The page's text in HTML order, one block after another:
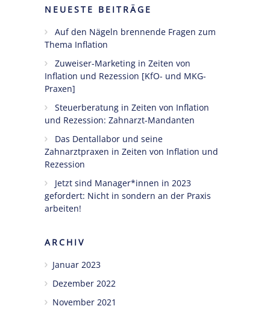
NEUESTE BEITRÄGE
Auf den Nägeln brennende Fragen zum
Thema Inflation
Zuweiser-Marketing in Zeiten von
Inflation und Rezession [KfO- und MKG-
Praxen]
Steuerberatung in Zeiten von Inflation
und Rezession: Zahnarzt-Mandanten
Das Dentallabor und seine
Zahnarztpraxen in Zeiten von Inflation und
Rezession
Jetzt sind Manager*innen in 2023
gefordert: Nicht in sondern an der Praxis
arbeiten!
ARCHIV
Januar 2023
Dezember 2022
November 2021